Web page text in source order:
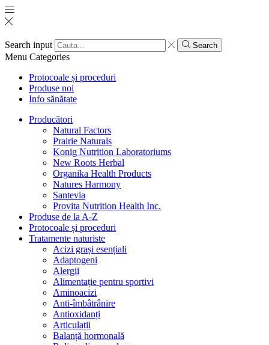
Search input Search
Menu Categories
Protocoale și proceduri
Produse noi
Info sănătate
Producători
Natural Factors
Prairie Naturals
Konig Nutrition Laboratoriums
New Roots Herbal
Organika Health Products
Natures Harmony
Santevia
Provita Nutrition Health Inc.
Produse de la A-Z
Protocoale și proceduri
Tratamente naturiste
Acizi grași esențiali
Adaptogeni
Alergii
Alimentație pentru sportivi
Aminoacizi
Anti-îmbâtrânire
Antioxidanți
Articulații
Balanță hormonală